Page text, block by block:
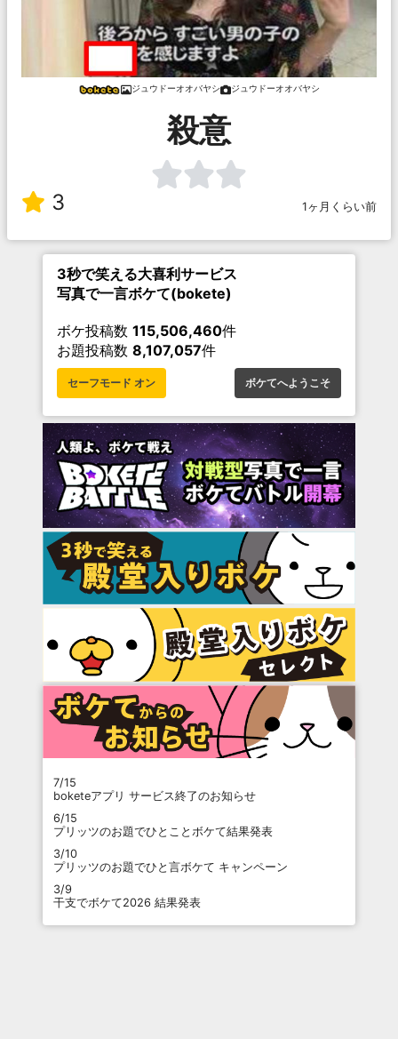
ジュウドーオオバヤシ ジュウドーオオバヤシ
殺意
3 1ヶ月くらい前
3秒で笑える大喜利サービス
写真で一言ボケて(bokete)
ボケ投稿数 115,506,460件
お題投稿数 8,107,057件
セーフモード オン ボケてへようこそ
7/15
boketeアプリ サービス終了のお知らせ
6/15
プリッツのお題でひとことボケて結果発表
3/10
プリッツのお題でひと言ボケて キャンペーン
3/9
干支でボケて2026 結果発表